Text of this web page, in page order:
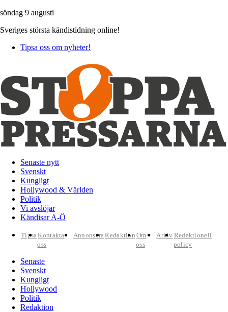
söndag 9 augusti
Sveriges största kändistidning online!
Tipsa oss om nyheter!
Senaste nytt
Svenskt
Kungligt
Hollywood & Världen
Politik
Vi avslöjar
Kändisar A-Ö
TipsaKontakta
oss
AnnonseraRedaktion Om
oss
Arkiv Redaktionell
policy
Senaste
Svenskt
Kungligt
Hollywood
Politik
Redaktion